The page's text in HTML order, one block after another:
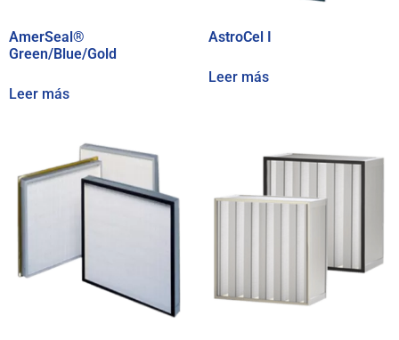
AmerSeal®
Green/Blue/Gold
Leer más
AstroCel I
Leer más